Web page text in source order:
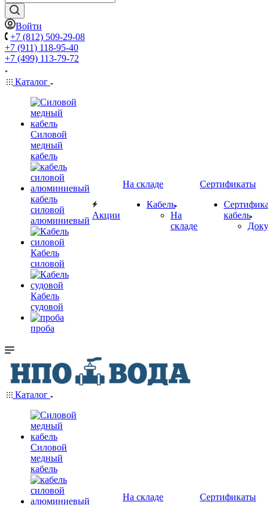
Войти
+7 (812) 509-29-08
+7 (911) 118-95-40
+7 (499) 113-79-72
Каталог
Силовой
медный
кабель
кабель
силовой
алюминиевый
Кабель
силовой
Кабель
судовой
проба
Акции
На складе
Кабель
На
складе
Сертификаты
кабель
Каталог
Силовой
медный
кабель
На складе
Сертификаты